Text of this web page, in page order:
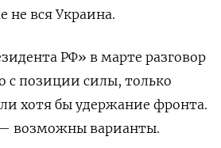
не вся Украина.
РФ» в марте разговор
с позиции силы, только
хотя бы удержание фронта.
возможны варианты.